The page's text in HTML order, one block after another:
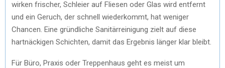
wirken frischer, Schleier auf Fliesen oder Glas wird entfernt
und ein Geruch, der schnell wiederkommt, hat weniger
Chancen. Eine gründliche Sanitärreinigung zielt auf diese
hartnäckigen Schichten, damit das Ergebnis länger klar bleibt.
Für Büro, Praxis oder Treppenhaus geht es meist um